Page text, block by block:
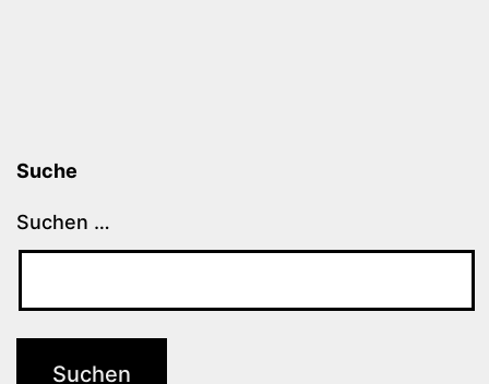
Suche
Suchen …